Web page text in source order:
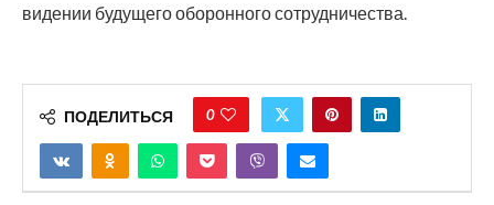
видении будущего оборонного сотрудничества.
ПОДЕЛИТЬСЯ 0